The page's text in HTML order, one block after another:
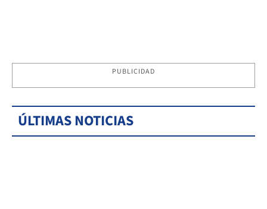
PUBLICIDAD
ÚLTIMAS NOTICIAS